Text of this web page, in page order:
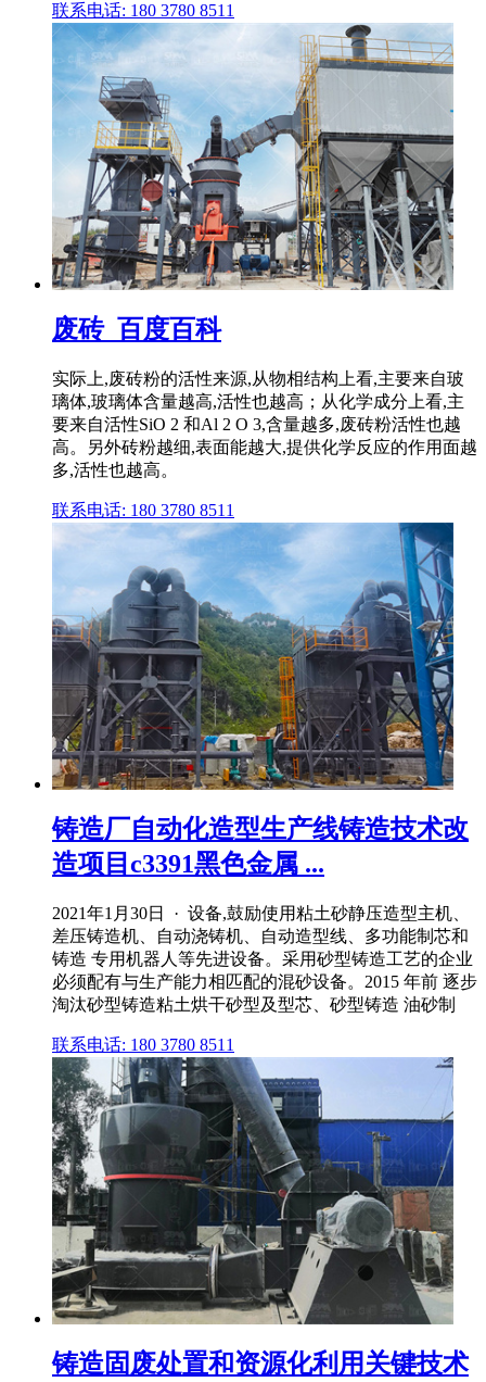
联系电话: 180 3780 8511
废砖_百度百科
实际上,废砖粉的活性来源,从物相结构上看,主要来自玻
璃体,玻璃体含量越高,活性也越高；从化学成分上看,主
要来自活性SiO 2 和Al 2 O 3,含量越多,废砖粉活性也越
高。另外砖粉越细,表面能越大,提供化学反应的作用面越
多,活性也越高。
联系电话: 180 3780 8511
铸造厂自动化造型生产线铸造技术改
造项目c3391黑色金属 ...
2021年1月30日 · 设备,鼓励使用粘土砂静压造型主机、
差压铸造机、自动浇铸机、自动造型线、多功能制芯和
铸造 专用机器人等先进设备。采用砂型铸造工艺的企业
必须配有与生产能力相匹配的混砂设备。2015 年前 逐步
淘汰砂型铸造粘土烘干砂型及型芯、砂型铸造 油砂制
联系电话: 180 3780 8511
铸造固废处置和资源化利用关键技术